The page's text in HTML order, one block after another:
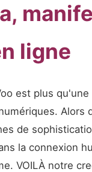
ligne
est plus
Alors
de
la connexion
VOILÀ notre